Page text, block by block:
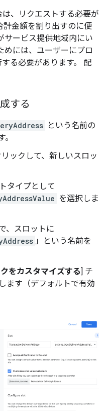
、リクエストする必要が
計金額を割り出すのに便
サービス提供地域内にい
めには、ユーザーにプロ
る必要があります。 配
する
という名前の
リックして、新しいスロッ
タイプとして
を選択しま
、スロットに
」という名前を
をカスタマイズする ] チ
ます（デフォルトで有効